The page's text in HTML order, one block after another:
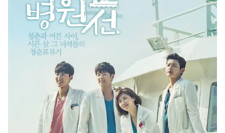
VTV Sức khoẻ Bất động sản
Thị trường 24h Tấm lòng Việt
Vươn mình bằng AI
VTV8
Liên hệ tòa soạn English